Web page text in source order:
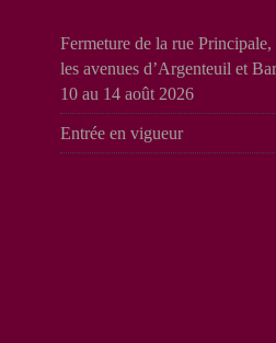
Fermeture de la rue Principale,
les avenues d’Argenteuil et
10 au 14 août 2026
Entrée en vigueur